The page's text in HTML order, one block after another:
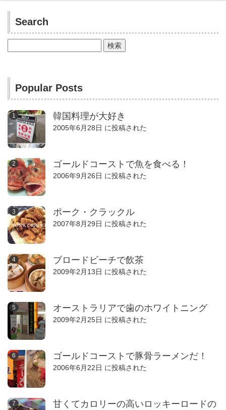
Search
索:
Popular Posts
韓国料理が大好き
2005年6月28日 に投稿された
ゴールドコーストで魚を食べる！
2006年9月26日 に投稿された
ポーク・クラックル
2007年8月29日 に投稿された
ブロードビーチで飲茶
2009年2月13日 に投稿された
オーストラリアで歯のホワイトニング
2009年2月25日 に投稿された
ゴールドコーストで豚骨ラーメンだ！
2006年6月22日 に投稿された
甘くてカロリーの高いロッキーロードの